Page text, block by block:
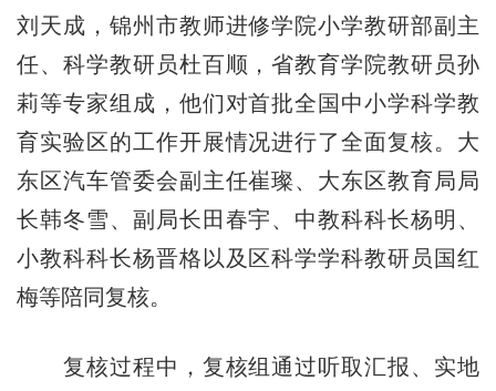
刘天成，锦州市教师进修学院小学教研部副主
任、科学教研员杜百顺，省教育学院教研员孙
莉等专家组成，他们对首批全国中小学科学教
育实验区的工作开展情况进行了全面复核。大
东区汽车管委会副主任崔璨、大东区教育局局
长韩冬雪、副局长田春宇、中教科科长杨明、
小教科科长杨晋格以及区科学学科教研员国红
梅等陪同复核。
复核过程中，复核组通过听取汇报、实地